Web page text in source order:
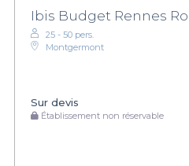
plongez dans l'univers des
à réaliser un
Ibis Budget Rennes
25 - 50 pers.
Montgermont
Sur devis
Établissement non réservable